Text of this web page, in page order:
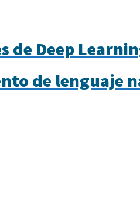
de Deep
de lenguaje